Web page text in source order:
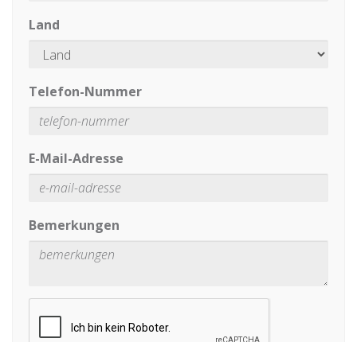
Land
Telefon-Nummer
E-Mail-Adresse
Bemerkungen